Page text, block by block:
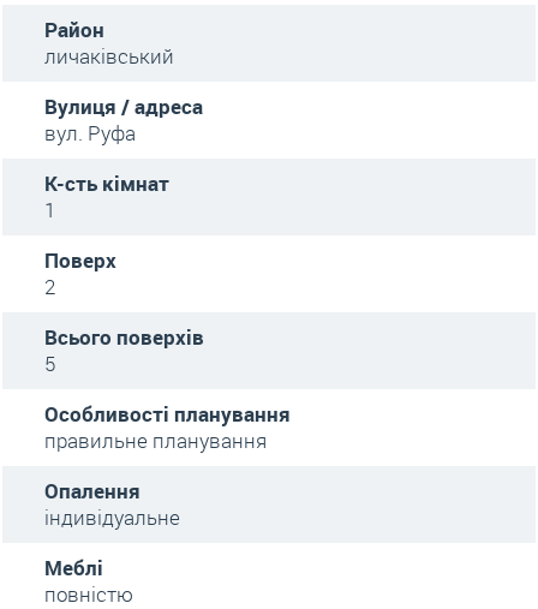
Район
личаківський
Вулиця / адреса
вул. Руфа
К-сть кімнат
1
Поверх
2
Всього поверхів
5
Особливості планування
правильне планування
Опалення
індивідуальне
Меблі
повністю